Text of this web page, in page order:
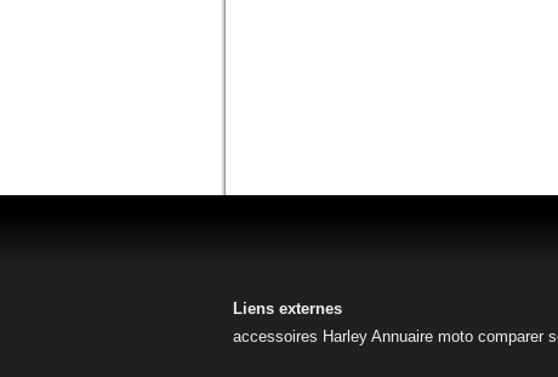
Liens externes
accessoires Harley Annuaire moto comparer